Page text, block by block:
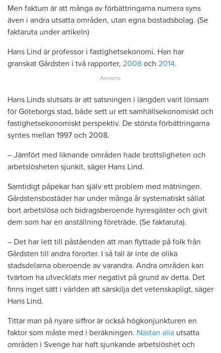
Men faktum är att många av förbättringarna numera syns
även i andra utsatta områden, utan egna bostadsbolag. (Se
faktaruta under artikeln)
Hans Lind är professor i fastighetsekonomi. Han har
granskat Gårdsten i två rapporter, 2008 och 2014.
Hans Linds slutsats är att satsningen i längden varit lönsam
för Göteborgs stad, både sett ur ett samhällsekonomiskt och
fastighetsekonomiskt perspektiv. De största förbättringarna
syntes mellan 1997 och 2008.
– Jämfört med liknande områden hade brottsligheten och
arbetslösheten sjunkit, säger Hans Lind.
Samtidigt påpekar han själv ett problem med mätningen.
Gårdstensbostäder har under många år systematiskt sållat
bort arbetslösa och bidragsberoende hyresgäster och givit
dem som har en anställning företräde. (Se faktaruta).
– Det har lett till påståenden att man flyttade på folk från
Gårdsten till andra förorter. I så fall är inte de olika
stadsdelarna oberoende av varandra. Andra områden kan
tvärtom ha utvecklats mer negativt på grund av detta. Det
finns inget sätt i världen att särskilja det vetenskapligt, säger
Hans Lind.
Tittar man på nyare siffror är också högkonjunkturen en
faktor som måste med i beräkningen. Nästan alla utsatta
områden i Sverige har haft sjunkande arbetslöshet och